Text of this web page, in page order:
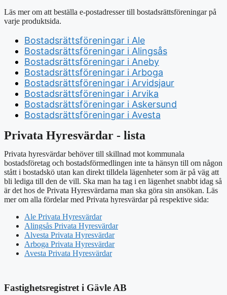
Läs mer om att beställa e-postadresser till bostadsrättsföreningar på
varje produktsida.
Bostadsrättsföreningar i Ale
Bostadsrättsföreningar i Alingsås
Bostadsrättsföreningar i Aneby
Bostadsrättsföreningar i Arboga
Bostadsrättsföreningar i Arvidsjaur
Bostadsrättsföreningar i Arvika
Bostadsrättsföreningar i Askersund
Bostadsrättsföreningar i Avesta
Privata Hyresvärdar - lista
Privata hyresvärdar behöver till skillnad mot kommunala
bostadsföretag och bostadsförmedlingen inte ta hänsyn till om någon
stått i bostadskö utan kan direkt tilldela lägenheter som är på väg att
bli lediga till den de vill. Ska man ha tag i en lägenhet snabbt idag så
är det hos de Privata Hyresvärdarna man ska göra sin ansökan. Läs
mer om alla fördelar med Privata hyresvärdar på respektive sida:
Ale Privata Hyresvärdar
Alingsås Privata Hyresvärdar
Alvesta Privata Hyresvärdar
Arboga Privata Hyresvärdar
Avesta Privata Hyresvärdar
Fastighetsregistret i Gävle AB